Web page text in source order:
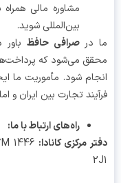
مشاوره مالی همراه
بین‌المللی شوید.
درصرافی حافظ باور داریم
می‌شود که پرداخت‌های
شود. مأموریت ما ایجاد
تجارت بین ایران و امارات
راه‌های ارتباط با ما:
مرکزی کانادا:
V7M